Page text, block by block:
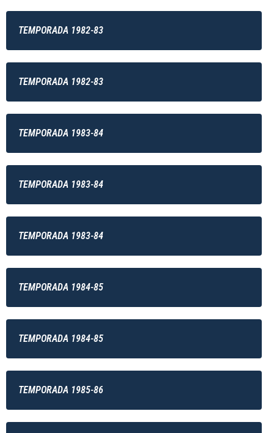
TEMPORADA 1982-83
TEMPORADA 1982-83
TEMPORADA 1983-84
TEMPORADA 1983-84
TEMPORADA 1983-84
TEMPORADA 1984-85
TEMPORADA 1984-85
TEMPORADA 1985-86